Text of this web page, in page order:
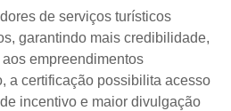
de serviços turísticos
garantindo mais credibilidade,
empreendimentos
a certificação possibilita acesso
incentivo e maior divulgação